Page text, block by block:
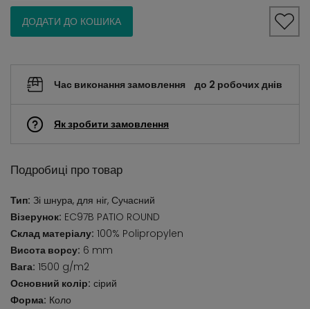
ДОДАТИ ДО КОШИКА
Час виконання замовлення до 2 робочих днів
Як зробити замовлення
Подробиці про товар
Тип: Зі шнура, для ніг, Сучасний
Візерунок: EC97B PATIO ROUND
Склад матеріалу: 100% Polipropylen
Висота ворсу: 6 mm
Вага: 1500 g/m2
Основний колір: сірий
Форма: Коло